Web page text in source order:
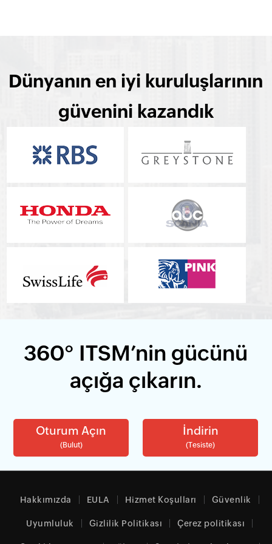
Dünyanın en iyi kuruluşlarının
güvenini kazandık
360° ITSM’nin gücünü
açığa çıkarın.
Oturum Açın
(Bulut)
İndirin
(Tesiste)
Hakkımızda EULA Hizmet Koşulları Güvenlik
Uyumluluk Gizlilik Politikası Çerez politikası